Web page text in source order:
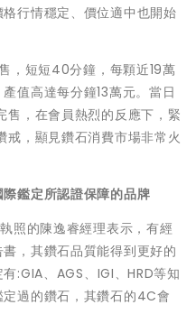
行情穩定、價位適中也開始
，短短40分鐘，每顆近19萬
值高達每分鐘13萬元。當日
，在會員熱烈的反應下，緊
，顯見鑽石消費市場非常火
鑑定所認證保障的品牌
照的陳逸睿經理表示，有經
，其鑽石品質能得到更好的
:GIA、AGS、IGI、HRD等知
過的鑽石，其鑽石的4C會